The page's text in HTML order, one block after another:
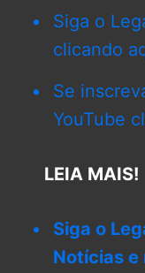
Siga o
clicando
Se
YouTube
LEIA MAIS!
Siga o
Notícias e